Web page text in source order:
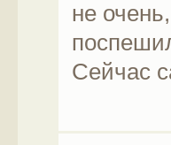
не
Сейчас